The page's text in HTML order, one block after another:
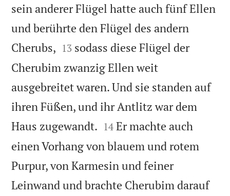
sein anderer Flügel hatte auch fünf Ellen
und berührte den Flügel des andern
Cherubs, 

13 sodass diese Flügel der
Cherubim zwanzig Ellen weit
ausgebreitet waren. Und sie standen auf
ihren Füßen, und ihr Antlitz war dem
Haus zugewandt. 

14 Er machte auch
einen Vorhang von blauem und rotem
Purpur, von Karmesin und feiner
Leinwand und brachte Cherubim darauf